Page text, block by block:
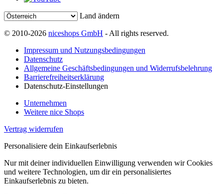
Land ändern
© 2010-2026 niceshops GmbH - All rights reserved.
Impressum und Nutzungsbedingungen
Datenschutz
Allgemeine Geschäftsbedingungen und Widerrufsbelehrung
Barrierefreiheitserklärung
Datenschutz-Einstellungen
Unternehmen
Weitere nice Shops
Vertrag widerrufen
Personalisiere dein Einkaufserlebnis
Nur mit deiner individuellen Einwilligung verwenden wir Cookies
und weitere Technologien, um dir ein personalisiertes
Einkaufserlebnis zu bieten.